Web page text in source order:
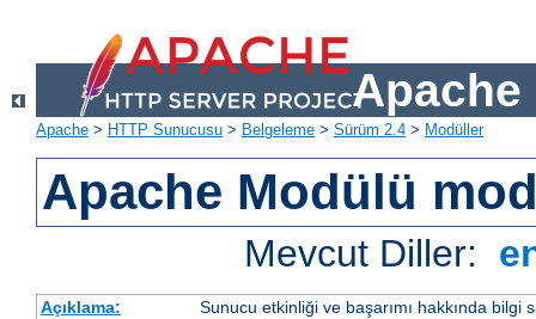
Apache
Apache > HTTP Sunucusu > Belgeleme > Sürüm 2.4 > Modüller
Apache Modülü
Mevcut Diller:
Açıklama:
Sunucu etkinliği ve başarımı hakkında bilgi